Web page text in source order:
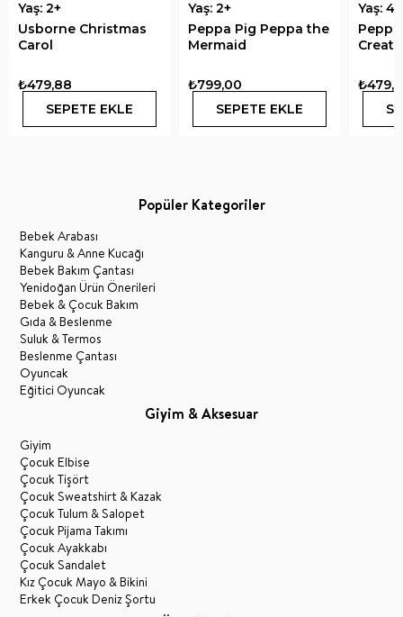
Yaş: 2+
Usborne Christmas
Carol
₺479,88
SEPETE EKLE
Yaş: 2+
Peppa Pig Peppa the
Mermaid
₺799,00
SEPETE EKLE
Yaş: 4+
Popüler Kategoriler
Bebek Arabası
Kanguru & Anne Kucağı
Bebek Bakım Çantası
Yenidoğan Ürün Önerileri
Bebek & Çocuk Bakım
Gıda & Beslenme
Suluk & Termos
Beslenme Çantası
Oyuncak
Eğitici Oyuncak
Giyim & Aksesuar
Giyim
Çocuk Elbise
Çocuk Tişört
Çocuk Sweatshirt & Kazak
Çocuk Tulum & Salopet
Çocuk Pijama Takımı
Çocuk Ayakkabı
Çocuk Sandalet
Kız Çocuk Mayo & Bikini
Erkek Çocuk Deniz Şortu